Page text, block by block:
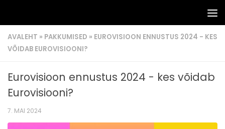
AVALEHT » PAKKUMISED » EUROVISIOON ENNUSTUS 2024 - KES
VÕIDAB EUROVISIOONI?
Eurovisioon ennustus 2024 - kes võidab
Eurovisiooni?
7. MAI 2024